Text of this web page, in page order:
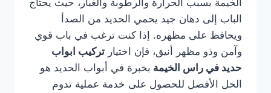
الخيمة بسبب الحرارة والرطوبة والغبار، حيث يحتاج
الباب إلى دهان جيد يحمي الحديد من الصدأ
ويحافظ على مظهره. إذا كنت ترغب في باب قوي
وآمن وذو مظهر أنيق، فإن اختيار تركيب ابواب
حديد في راس الخيمة بخبرة في أبواب الحديد هو
الحل الأفضل للحصول على خدمة عملية تدوم